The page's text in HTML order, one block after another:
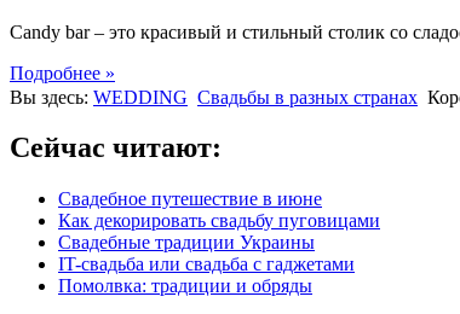
Candy bar – это красивый и стильный столик со
Подробнее »
Вы здесь: WEDDING Свадьбы в разных странах
Сейчас читают:
Свадебное путешествие в июне
Как декорировать свадьбу пуговицами
Свадебные традиции Украины
IT-свадьба или свадьба с гаджетами
Помолвка: традиции и обряды